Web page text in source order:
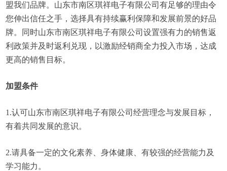
盟我们品牌。山东市南区琪祥电子有限公司有足够的理由令
您伸出信任之手，选择具有持续赢利保障和发展前景的好品
牌。同时山东市南区琪祥电子有限公司设置强有力的销售返
利政策并及时返利兑现，以激励经销商全力投入市场，达成
更高的销售目标。
加盟条件
1.认可山东市南区琪祥电子有限公司经营理念与发展目标，
有着共同发展的意识。
2.请具备一定的文化素养、身体健康、有较强的经营能力及
学习能力。